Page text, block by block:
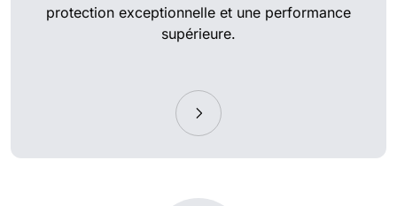
protection exceptionnelle et une performance
supérieure.